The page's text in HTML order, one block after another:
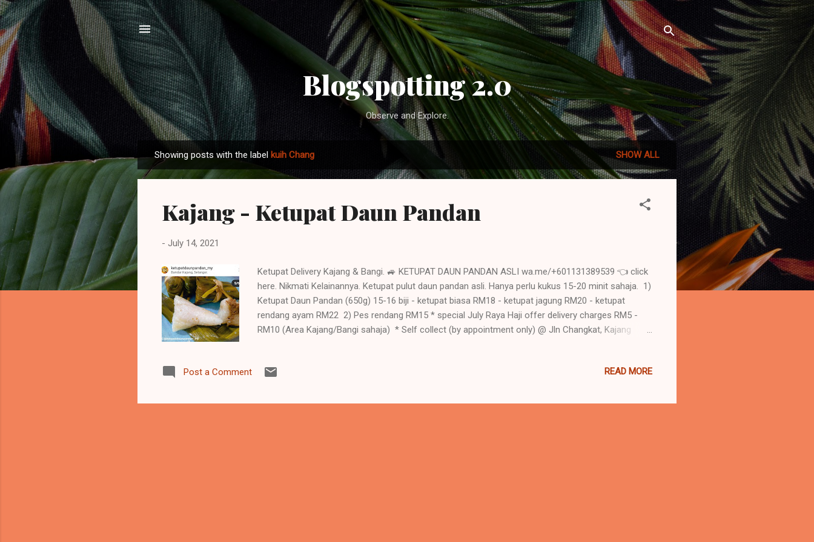
Skip to main content
Blogspotting 2.0
Observe and Explore.
P
o
Showing posts with the label kuih Chang SHOW ALL
Kajang - Ketupat Daun Pandan
- July 14, 2021
Ketupat Delivery Kajang & Bangi. 🚙 KETUPAT DAUN PANDAN ASLI wa.me/+601131389539 👈 click
here. Nikmati Kelainannya. Ketupat pulut daun pandan asli. Hanya perlu kukus 15-20 minit sahaja. 1)
Ketupat Daun Pandan (650g) 15-16 biji - ketupat biasa RM18 - ketupat jagung RM20 - ketupat
rendang ayam RM22 2) Pes rendang RM15 * special July Raya Haji offer delivery charges RM5 -
RM10 (Area Kajang/Bangi sahaja) * Self collect (by appointment only) @ Jln Changkat, Kajang
dimakan. Enak dimakan begitu sahaja atau bersama rendang, serunding atau manisan. Nikmati
profile. http://instagram.com/ketupatdaunpandan_my Thank you sahabat. I love you 😘 #sapotlokal
Post a Comment READ MORE